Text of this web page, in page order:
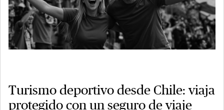
Turismo deportivo desde Chile: viaja
protegido con un seguro de viaje